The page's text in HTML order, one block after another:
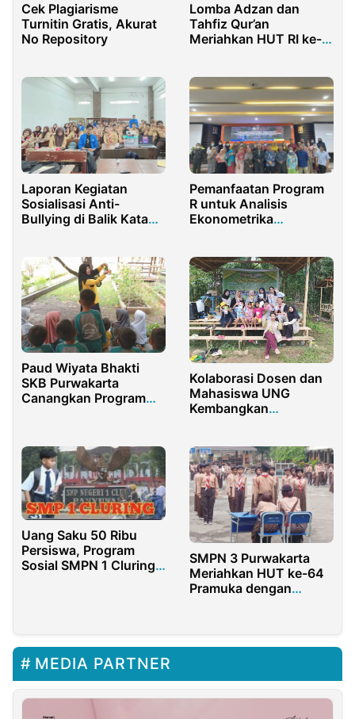
Cek Plagiarisme
Turnitin Gratis, Akurat
No Repository
Lomba Adzan dan
Tahfiz Qur’an
Meriahkan HUT RI ke-
Purwakarta
Laporan Kegiatan
Sosialisasi Anti-
Bullying di Balik Kata
Pemanfaatan Program
R untuk Analisis
Ekonometrika
Paud Wiyata Bhakti
SKB Purwakarta
Canangkan Program
Kolaborasi Dosen dan
Mahasiswa UNG
Kembangkan
Dutohe
Uang Saku 50 Ribu
Persiswa, Program
Sosial SMPN 1 Cluring
SMPN 3 Purwakarta
Meriahkan HUT ke-64
Pramuka dengan
MEDIA PARTNER